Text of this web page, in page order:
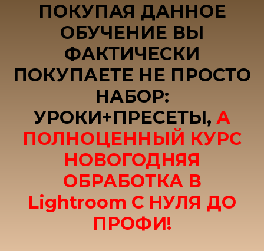
ПОКУПАЯ ДАННОЕ
ОБУЧЕНИЕ ВЫ
ФАКТИЧЕСКИ
ПОКУПАЕТЕ НЕ ПРОСТО
НАБОР:
УРОКИ+ПРЕСЕТЫ, А
ПОЛНОЦЕННЫЙ КУРС
НОВОГОДНЯЯ
ОБРАБОТКА В
Lightroom С НУЛЯ ДО
ПРОФИ!